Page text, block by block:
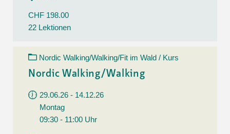
CHF 198.00
22 Lektionen
Nordic Walking/Walking/Fit im Wald / Kurs
Nordic Walking/Walking
29.06.26 - 14.12.26
Montag
09:30 - 11:00 Uhr